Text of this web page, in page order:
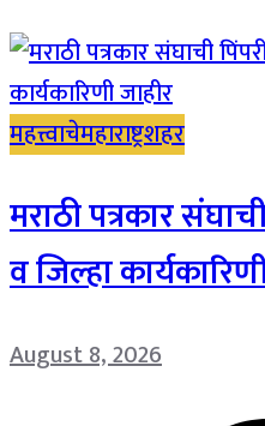
महत्त्वाचेमहाराष्ट्रशहर
मराठी पत्रकार
व जिल्हा
August 8, 2026